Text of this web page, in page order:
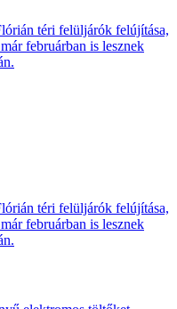
téri felüljárók felújítása,
februárban is lesznek
téri felüljárók felújítása,
februárban is lesznek